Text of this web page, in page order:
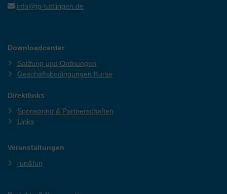
info@tg-tuttlingen.de
Downloadcenter
Satzung und Ordnungen
Geschäftsbedingungen Kurse
Direktlinks
Sponsoring & Partnerschaften
Links
Veranstaltungen
run&fun